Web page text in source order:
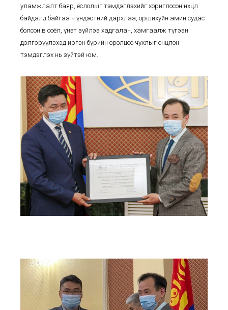
уламжлалт баяр, ёслолыг тэмдэглэхийг хориглосон нөхцөл
байдалд байгаа ч үндэстний дархлаа, оршихуйн амин судас
болсон өв соёл, үнэт зүйлээ хадгалан, хамгаалж түгээн
дэлгэрүүлэхэд иргэн бүрийн оролцоо чухлыг онцлон
тэмдэглэх нь зүйтэй юм.